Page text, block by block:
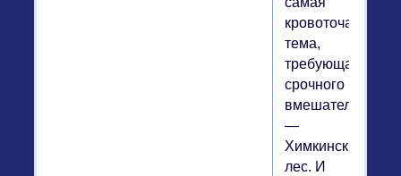
кровоточащая
тема,
требующая
срочного
вмешательства,
—
Химкинский
лес. И